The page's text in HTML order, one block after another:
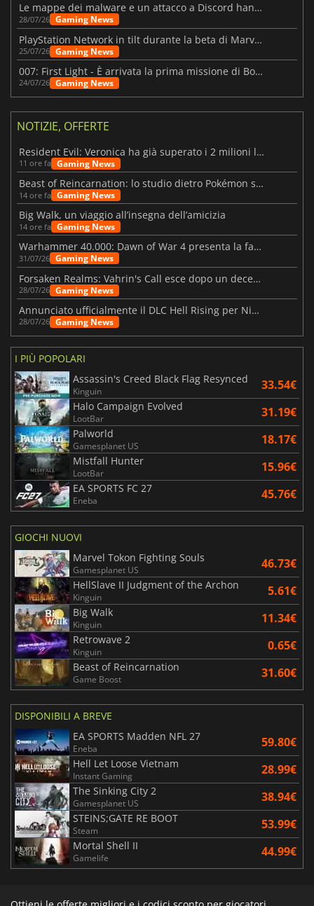
Le mappe dei malware e un attacco a Discord hanno colpito Meccha Chameleon
28/07/26 Gaming News
PlayStation Network in tilt durante la beta di Marvel Tōkon
25/07/26 Gaming News
007: First Light - È arrivata la prima missione di Bond dopo il lancio
24/07/26 Gaming News
NOTIZIE, OFFERTE
Resident Evil: Veronica ha già superato i 2 milioni liste dei desideri
11 ore fa Gaming News
Beast of Reincarnation: lo studio dietro Pokémon su una nuova strada
14 ore fa Gaming News
Big Walk, un viaggio all’insegna dell’amicizia
14 ore fa Gaming News
Warhammer 40.000: Dawn of War 4 presenta la fazione dei Necron
31/07/26 Gaming News
Forsaken Realms: Vahrin's Call esce dopo un decennio di sviluppo
28/07/26 Gaming News
Annunciato ufficialmente il DLC Hell Rising per Nioh 3
28/07/26 Gaming News
I PIÙ POPOLARI
Assassin's Creed Black Flag Resynced
Kinguin 33.54€
Halo Campaign Evolved
LootBar 31.19€
Palworld
Gamesplanet US 18.17€
Mistfall Hunter
LootBar 15.96€
EA SPORTS FC 27
Eneba 45.76€
GIOCHI NUOVI
Marvel Tokon Fighting Souls
Gamesplanet US 46.73€
HellSlave II Judgment of the Archon
Kinguin 5.61€
Big Walk
Kinguin 11.34€
Retrowave 2
Kinguin 0.65€
Beast of Reincarnation
Game Boost 31.60€
DISPONIBILI A BREVE
EA SPORTS Madden NFL 27
Eneba 59.80€
Hell Let Loose Vietnam
Instant Gaming 28.99€
The Sinking City 2
Gamesplanet US 38.94€
STEINS;GATE RE BOOT
Steam 53.99€
Mortal Shell II
Gamelife 44.99€